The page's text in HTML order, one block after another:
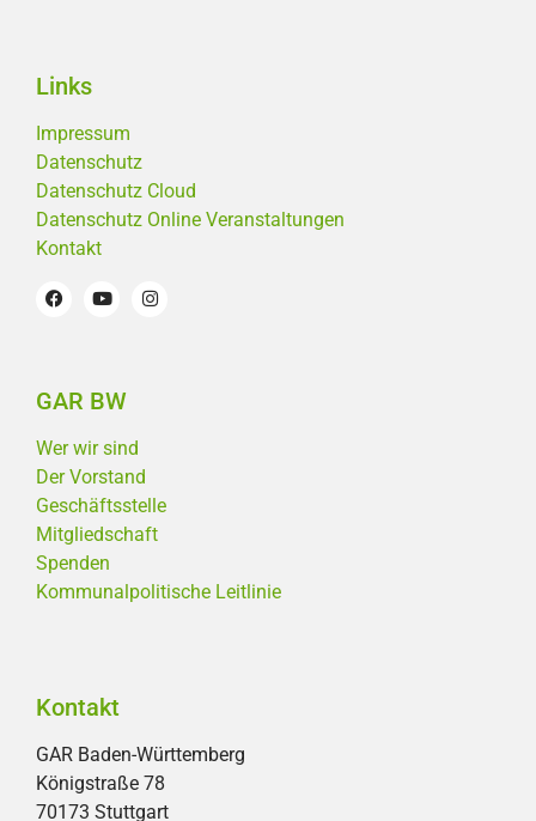
Links
Impressum
Datenschutz
Datenschutz Cloud
Datenschutz Online Veranstaltungen
Kontakt
GAR BW
Wer wir sind
Der Vorstand
Geschäftsstelle
Mitgliedschaft
Spenden
Kommunalpolitische Leitlinie
Kontakt
GAR Baden-Württemberg
Königstraße 78
70173 Stuttgart